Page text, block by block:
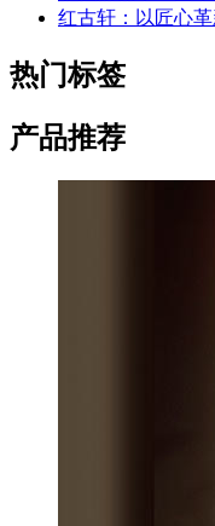
红古轩：以匠心
热门标签
产品推荐